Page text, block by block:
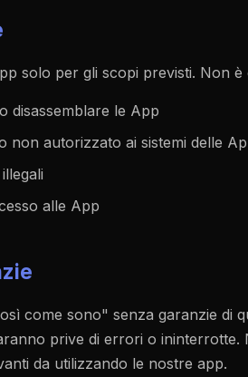
solo per gli scopi previsti. Non è
disassemblare le App
non autorizzato ai sistemi delle
alle App
come sono" senza garanzie di
prive di errori o ininterrotte.
da utilizzando le nostre app.